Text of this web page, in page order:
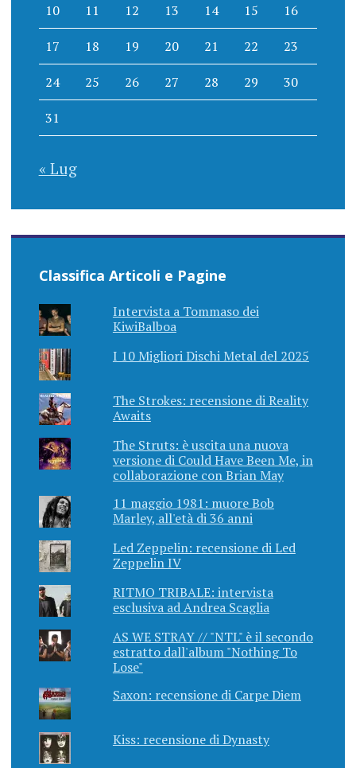
10 11 12 13 14 15 16
17 18 19 20 21 22 23
24 25 26 27 28 29 30
31
« Lug
Classifica Articoli e Pagine
Intervista a Tommaso dei
KiwiBalboa
I 10 Migliori Dischi Metal del 2025
The Strokes: recensione di Reality
Awaits
The Struts: è uscita una nuova
versione di Could Have Been Me, in
collaborazione con Brian May
11 maggio 1981: muore Bob
Marley, all'età di 36 anni
Led Zeppelin: recensione di Led
Zeppelin IV
RITMO TRIBALE: intervista
esclusiva ad Andrea Scaglia
AS WE STRAY // "NTL" è il secondo
estratto dall'album "Nothing To
Lose"
Saxon: recensione di Carpe Diem
Kiss: recensione di Dynasty